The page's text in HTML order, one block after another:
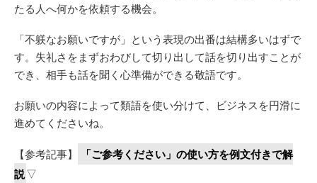
たる人へ何かを依頼する機会。
「不躾なお願いですが」という表現の出番は結構多いはずで
す。失礼さをまずおわびして切り出して話を切り出すことが
でき、相手も話を聞く心準備ができる敬語です。
お願いの内容によって類語を使い分けて、ビジネスを円滑に
進めてくださいね。
【参考記事】
「ご参考ください」の使い方を例文付きで解
説▽